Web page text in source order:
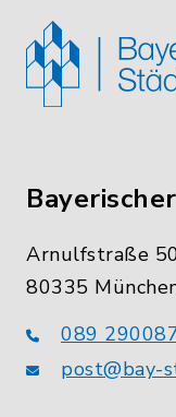
Arnulfstraße
80335
089
post@bay-